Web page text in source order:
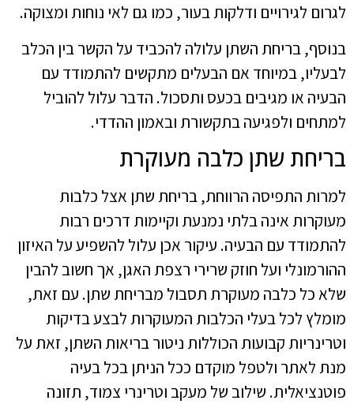
לגרום לגירויים ודלקות בעור, כמו גם לאי נוחות ומצוקה.
בנוסף, בריחת השתן עלולה להכביד על הקשר בין הכלב
לבעליו, במיוחד אם הבעלים מתקשים להתמודד עם
הבעיה או מגיבים בכעס ותסכול. הדבר עלול להוביל
למתחים ולפגיעה בתקשורת ובאמון ההדדי.
בריחת שתן כלבה מעוקרת
למרות התפיסה הרווחת, בריחת שתן אצל כלבות
מעוקרות אינה בלתי נמנעת וקיימות דרכים רבות
להתמודד עם הבעיה. עיקור אכן עלול להשפיע על האיזון
ההורמונלי ועל חוזק שרירי רצפת האגן, אך חשוב להבין
שלא כל כלבה מעוקרת תסבול מבריחת שתן. עם זאת,
מומלץ לכל בעלי הכלבות המעוקרות לבצע בדיקות
וטרינריות קבועות הכוללות ניטור בריאות השתן, זאת על
מנת לאתר ולטפל מוקדם ככל הניתן בכל בעיה
פוטנציאלית. שילוב של מעקב וטרינרי צמוד, תזונה